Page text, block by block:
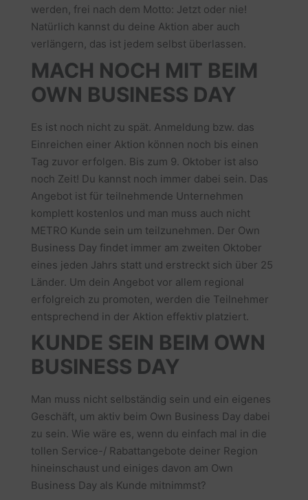
werden, frei nach dem Motto: Jetzt oder nie!
Natürlich kannst du deine Aktion aber auch
verlängern, das ist jedem selbst überlassen.
MACH NOCH MIT BEIM
OWN BUSINESS DAY
Es ist noch nicht zu spät. Anmeldung bzw. das
Einreichen einer Aktion können noch bis einen
Tag zuvor erfolgen. Bis zum 9. Oktober ist also
noch Zeit! Du kannst noch immer dabei sein. Das
Angebot ist für teilnehmende Unternehmen
komplett kostenlos und man muss auch nicht
METRO Kunde sein um teilzunehmen. Der Own
Business Day findet immer am zweiten Oktober
eines jeden Jahrs statt und erstreckt sich über 25
Länder. Um dein Angebot vor allem regional
erfolgreich zu promoten, werden die Teilnehmer
entsprechend in der Aktion effektiv platziert.
KUNDE SEIN BEIM OWN
BUSINESS DAY
Man muss nicht selbständig sein und ein eigenes
Geschäft, um aktiv beim Own Business Day dabei
zu sein. Wie wäre es, wenn du einfach mal in die
tollen Service-/ Rabattangebote deiner Region
hineinschaust und einiges davon am Own
Business Day als Kunde mitnimmst?